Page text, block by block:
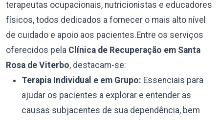
terapeutas ocupacionais, nutricionistas e educadores
físicos, todos dedicados a fornecer o mais alto nível
de cuidado e apoio aos pacientes.Entre os serviços
oferecidos pela Clínica de Recuperação em Santa
Rosa de Viterbo, destacam-se:
Terapia Individual e em Grupo: Essenciais para
ajudar os pacientes a explorar e entender as
causas subjacentes de sua dependência, bem